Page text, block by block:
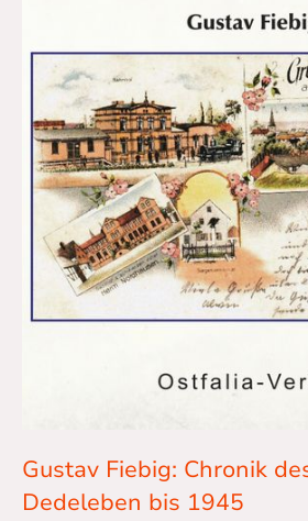
Gustav Fiebig: Chronik
Dedeleben bis 1945